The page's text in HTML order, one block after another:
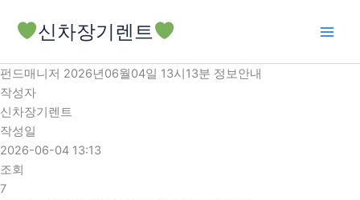
로
건
너
뛰
기
신차장기렌트
펀드매니저 2026년06월04일 13시13분 정보안내
작성자
신차장기렌트
작성일
2026-06-04 13:13
조회
7